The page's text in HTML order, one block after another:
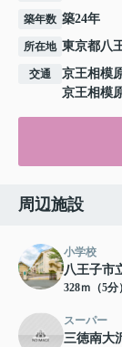
築年数 築24年
所在地 東京都八
交通 京王相模
京王相模
周辺施設
小学校
八王子市
328ｍ（5分）
スーパー
三徳南大